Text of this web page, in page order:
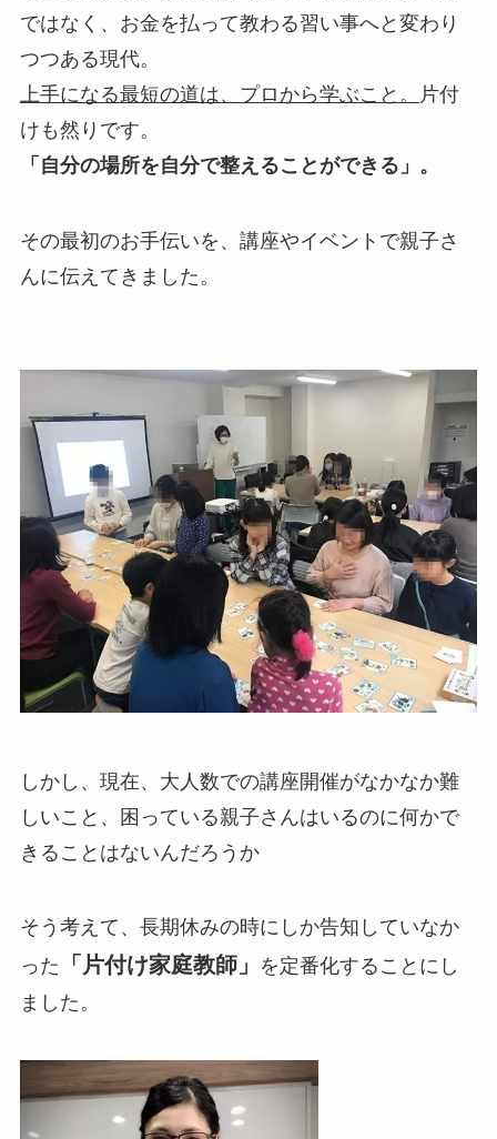
ではなく、お金を払って教わる習い事へと変わり
つつある現代。
上手になる最短の道は、プロから学ぶこと。
片付
けも然りです。
「自分の場所を自分で整えることができる」。
その最初のお手伝いを、講座やイベントで親子さ
んに伝えてきました。
しかし、現在、大人数での講座開催がなかなか難
しいこと、困っている親子さんはいるのに何かで
きることはないんだろうか
そう考えて、長期休みの時にしか告知していなか
った
「片付け家庭教師」
を定番化することにし
ました。